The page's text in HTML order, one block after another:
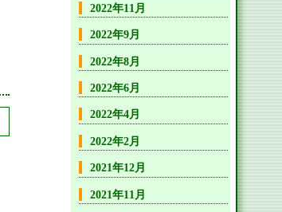
2022年11月
2022年9月
2022年8月
2022年6月
2022年4月
2022年2月
2021年12月
2021年11月